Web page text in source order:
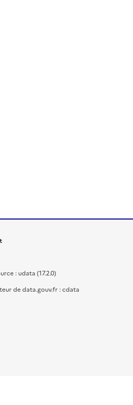
: udata (17.2.0)
de data.gouv.fr : cdata